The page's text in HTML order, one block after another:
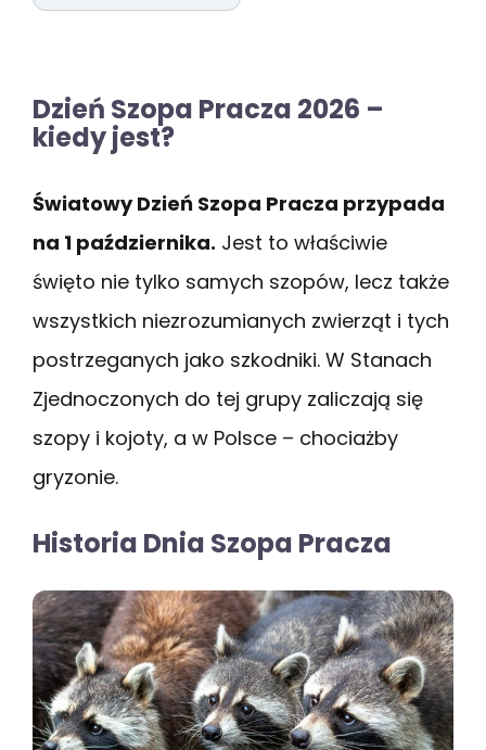
Dzień Szopa Pracza 2026 –
kiedy jest?
Światowy Dzień Szopa Pracza przypada
na 1 października. Jest to właściwie
święto nie tylko samych szopów, lecz także
wszystkich niezrozumianych zwierząt i tych
postrzeganych jako szkodniki. W Stanach
Zjednoczonych do tej grupy zaliczają się
szopy i kojoty, a w Polsce – chociażby
gryzonie.
Historia Dnia Szopa Pracza